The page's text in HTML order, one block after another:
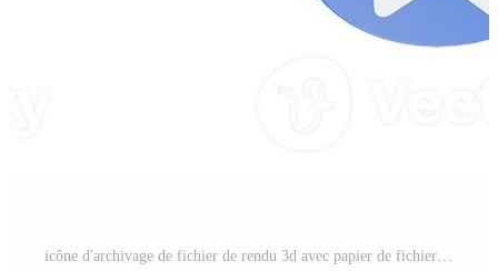
icône d'archivage de fichier de rendu 3d avec papier de fichier orange et archivage bleu Photo Pro